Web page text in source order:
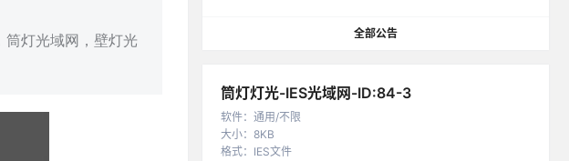
筒灯光域网，壁灯光
全部公告
筒灯灯光-IES光域网-ID:84-3
软件： 通用/不限
大小： 8KB
格式： IES文件